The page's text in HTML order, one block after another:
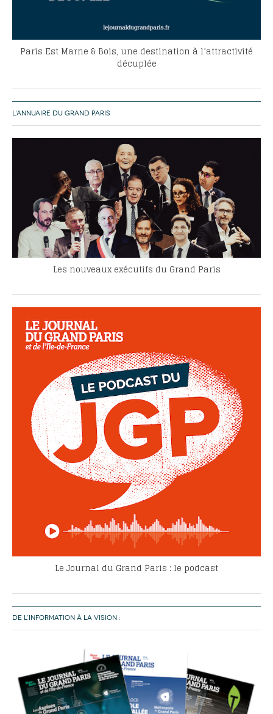
Paris Est Marne & Bois, une destination à l’attractivité
décuplée
L’ANNUAIRE DU GRAND PARIS
Les nouveaux exécutifs du Grand Paris
Le Journal du Grand Paris : le podcast
DE L’INFORMATION À LA VISION :